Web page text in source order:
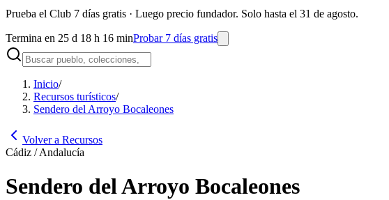
Prueba el Club 7 días gratis · Luego precio fundador. Solo hasta el 31 de agosto.
Termina en 25 d 18 h 16 minProbar 7 días gratis
Inicio/
Recursos turísticos/
Sendero del Arroyo Bocaleones
Volver a Recursos
Cádiz / Andalucía
Sendero del Arroyo Bocaleones